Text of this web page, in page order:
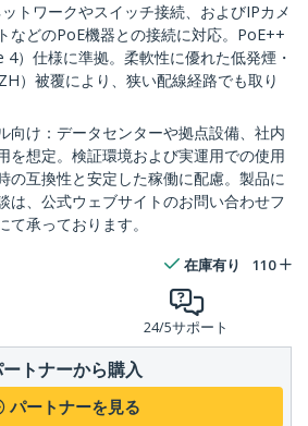
トワークやスイッチ接続、およびIPカメ
などのPoE機器との接続に対応。PoE++
4）仕様に準拠。柔軟性に優れた低発煙・
）被覆により、狭い配線経路でも取り
向け：データセンターや拠点設備、社内
を想定。検証環境および実運用での使用
の互換性と安定した稼働に配慮。製品に
は、公式ウェブサイトのお問い合わせフ
て承っております。
在庫有り 110
24/5サポート
トナーから購入
パートナーを見る